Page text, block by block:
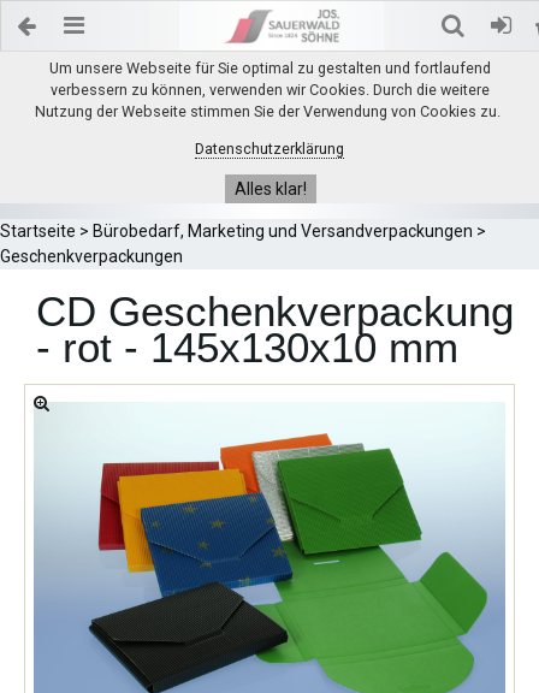
Um unsere Webseite für Sie optimal zu gestalten und fortlaufend
verbessern zu können, verwenden wir Cookies. Durch die weitere
Nutzung der Webseite stimmen Sie der Verwendung von Cookies zu.
Datenschutzerklärung
Alles klar!
Startseite > Bürobedarf, Marketing und Versandverpackungen >
Geschenkverpackungen
CD Geschenkverpackung
- rot - 145x130x10 mm